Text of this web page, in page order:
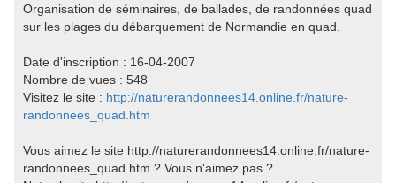
Organisation de séminaires, de ballades, de randonnées quad
sur les plages du débarquement de Normandie en quad.
Date d'inscription : 16-04-2007
Nombre de vues : 548
Visitez le site : http://naturerandonnees14.online.fr/nature-
randonnees_quad.htm
Vous aimez le site http://naturerandonnees14.online.fr/nature-
randonnees_quad.htm ? Vous n'aimez pas ?